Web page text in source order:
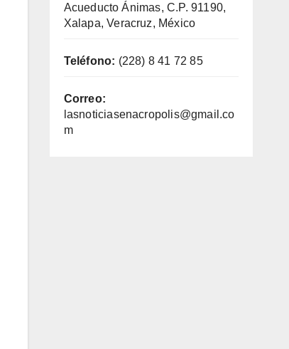
Acueducto Ánimas, C.P. 91190,
Xalapa, Veracruz, México
Teléfono: (228) 8 41 72 85
Correo:
lasnoticiasenacropolis@gmail.co
m